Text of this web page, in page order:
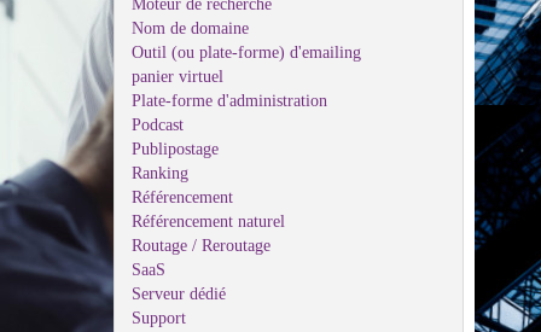
Moteur de recherche
Nom de domaine
Outil (ou plate-forme) d'emailing
panier virtuel
Plate-forme d'administration
Podcast
Publipostage
Ranking
Référencement
Référencement naturel
Routage / Reroutage
SaaS
Serveur dédié
Support